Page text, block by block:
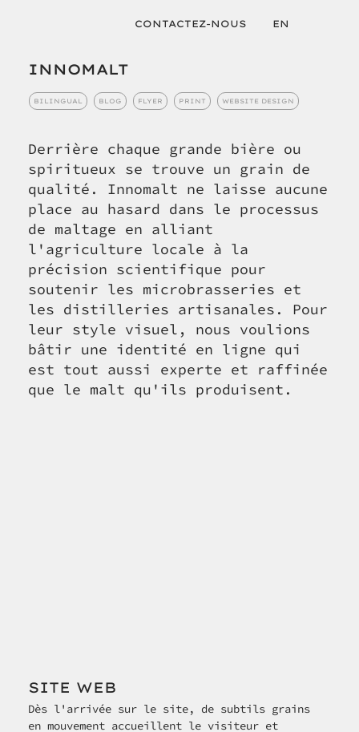
SITE WEB
Dès l'arrivée sur le site, de subtils grains
en mouvement accueillent le visiteur et
Derrière chaque grande bière ou
spiritueux se trouve un grain de
qualité. Innomalt ne laisse aucune
place au hasard dans le processus
de maltage en alliant
l'agriculture locale à la
précision scientifique pour
soutenir les microbrasseries et
les distilleries artisanales. Pour
leur style visuel, nous voulions
bâtir une identité en ligne qui
est tout aussi experte et raffinée
que le malt qu'ils produisent.
INNOMALT
BILINGUAL BLOG FLYER PRINT WEBSITE DESIGN
CONTACTEZ-NOUS EN